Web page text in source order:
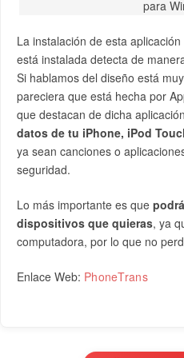
La instalación de esta
está instalada detecta de
Si hablamos del diseño está
pareciera que está hecha por
que destacan de dicha
datos de tu iPhone, iPod
ya sean canciones o
seguridad.
Lo más importante es que
dispositivos que quieras, ya
computadora, por lo que no
Enlace Web: PhoneTrans